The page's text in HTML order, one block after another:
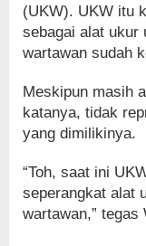
(UKW). UKW itu
sebagai alat ukur
wartawan sudah
Meskipun masih
katanya, tidak
yang dimilikinya.
“Toh, saat ini
seperangkat alat
wartawan,” tegas